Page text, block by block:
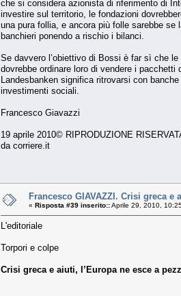
che si considera azionista di riferimento di
investire sul territorio, le fondazioni
una pura follia, e ancora più folle sarebbe
banchieri ponendo a rischio i bilanci.
Se davvero l’obiettivo di Bossi è far sì che
dovrebbe ordinare loro di vendere i
Landesbanken significa ritrovarsi con
investimenti sociali.
Francesco Giavazzi
19 aprile 2010© RIPRODUZIONE
da corriere.it
Francesco GIAVAZZI. Crisi greca e
« Risposta #39 inserito::Aprile 29, 2010,
L'editoriale
Torpori e colpe
Crisi greca e aiuti, l’Europa ne esce a